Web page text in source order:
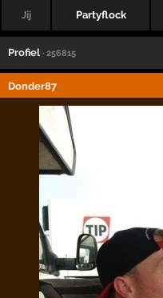
Jij Partyflock
Profiel · 256815
Donder87